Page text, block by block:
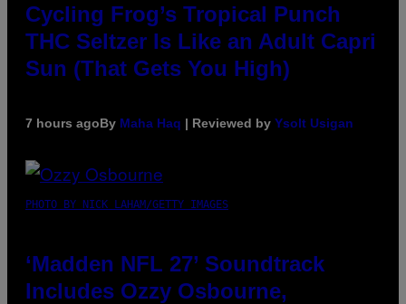
Cycling Frog’s Tropical Punch
THC Seltzer Is Like an Adult Capri
Sun (That Gets You High)
7 hours agoBy Maha Haq | Reviewed by Ysolt Usigan
PHOTO BY NICK LAHAM/GETTY IMAGES
‘Madden NFL 27’ Soundtrack
Includes Ozzy Osbourne,